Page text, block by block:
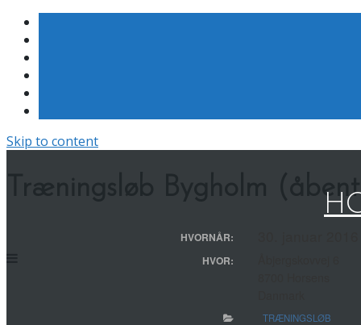
Skip to content
Træningsløb Bygholm
HVORNÅR:
HVOR:
TRÆNINGSLØB